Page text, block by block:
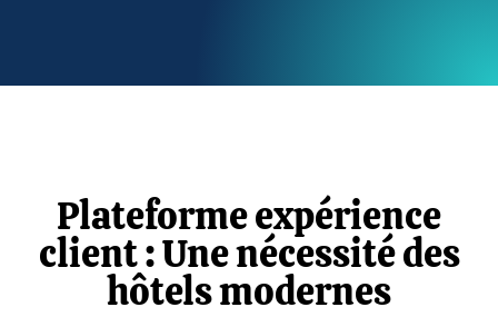
Plateforme expérience
client : Une nécessité des
hôtels modernes